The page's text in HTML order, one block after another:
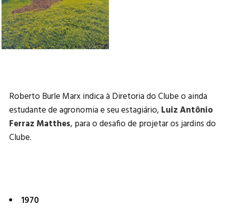
Roberto Burle Marx indica à Diretoria do Clube o ainda
estudante de agronomia e seu estagiário, Luiz Antônio
Ferraz Matthes, para o desafio de projetar os jardins do
Clube.
1970